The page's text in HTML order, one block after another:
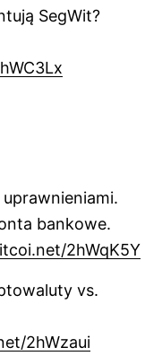
SegWit?
bankowe.
2hWqK5Y
vs.
2hWzaui